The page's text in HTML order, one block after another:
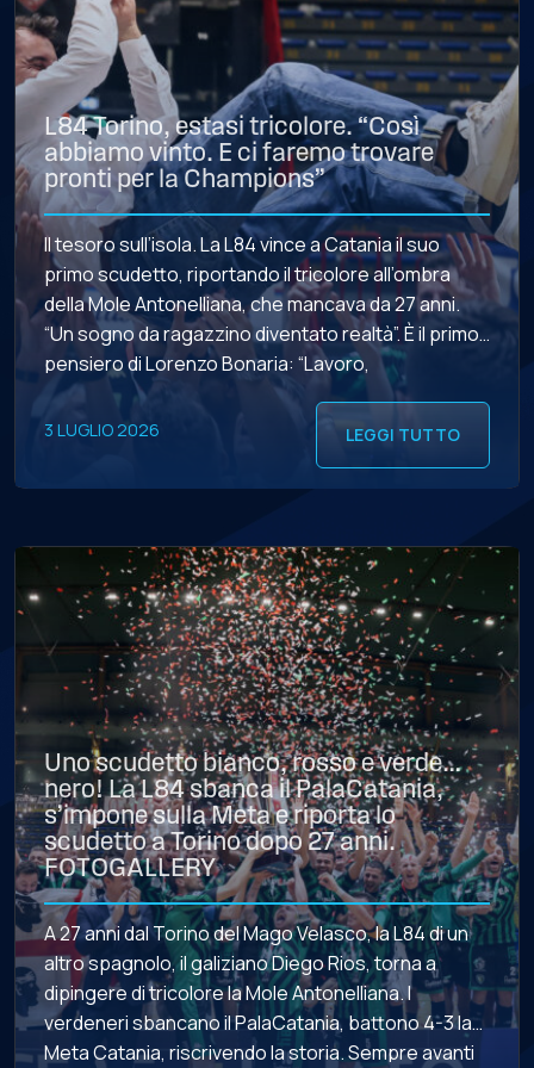
L84 Torino, estasi tricolore. “Così
abbiamo vinto. E ci faremo trovare
pronti per la Champions”
Il tesoro sull’isola. La L84 vince a Catania il suo
primo scudetto, riportando il tricolore all’ombra
della Mole Antonelliana, che mancava da 27 anni.
“Un sogno da ragazzino diventato realtà”. È il primo
pensiero di Lorenzo Bonaria: “Lavoro,
programmazione, pazienza e spogliatoio – rimarca
il Presidente dei torinesi, in un’intervista sul
3 LUGLIO 2026 LEGGI TUTTO
Uno scudetto bianco, rosso e verde…
nero! La L84 sbanca il PalaCatania,
s’impone sulla Meta e riporta lo
scudetto a Torino dopo 27 anni.
FOTOGALLERY
A 27 anni dal Torino del Mago Velasco, la L84 di un
altro spagnolo, il galiziano Diego Rios, torna a
dipingere di tricolore la Mole Antonelliana. I
verdeneri sbancano il PalaCatania, battono 4-3 la
Meta Catania, riscrivendo la storia. Sempre avanti